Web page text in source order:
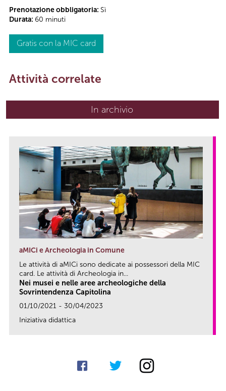
Prenotazione obbligatoria: Sì
Durata: 60 minuti
Gratis con la MIC card
Attività correlate
In archivio
aMICi e Archeologia in Comune
Le attività di aMICi sono dedicate ai possessori della MIC
card. Le attività di Archeologia in...
Nei musei e nelle aree archeologiche della
Sovrintendenza Capitolina
01/10/2021 - 30/04/2023
Iniziativa didattica